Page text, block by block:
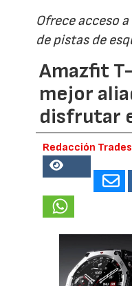
Ofrece acceso
de pistas de
Amazfit
mejor
disfrutar
Redacción
56853